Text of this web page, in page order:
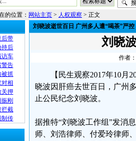
的位置： 网站主页 > 人权观察 > 正文
后带
持后
访车
警告
抓
相
押
刚
拦截
制传
刘晓波逝世百日 广州多人遭“喝茶”严控
刘晓
作者
【民生观察2017年10
晓波因肝癌去世百日，广州
止公民纪念刘晓波。
据推特“刘晓波工作组”发消
师、刘浩律师、付爱玲律师